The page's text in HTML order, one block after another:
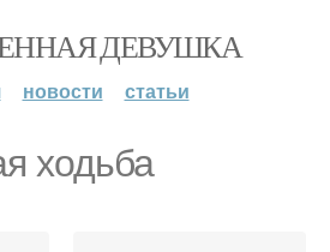
ДЕВУШКА
новости статьи
ходьба